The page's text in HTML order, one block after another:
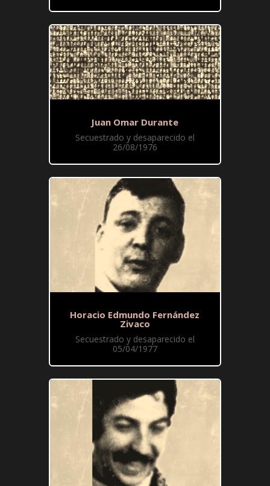
Juan Omar Durante
Secuestrado y desaparecido el
26/08/1976
Horacio Edmundo Fernández
Zivaco
Secuestrado y desaparecido el
05/04/1977